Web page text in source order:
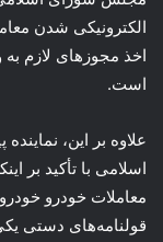
الکترونیکی شدن
اخذ مجوزهای لازم
است.
علاوه بر این،
اسلامی با تأکید بر
معاملات خودرو
قولنامه‌های دستی